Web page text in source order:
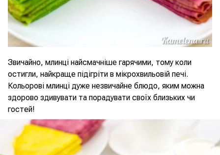
Звичайно, млинці найсмачніше гарячими, тому коли
остигли, найкраще підігріти в мікрохвильовій печі.
Кольорові млинці дуже незвичайне блюдо, яким можна
здорово здивувати та порадувати своїх близьких чи
гостей!